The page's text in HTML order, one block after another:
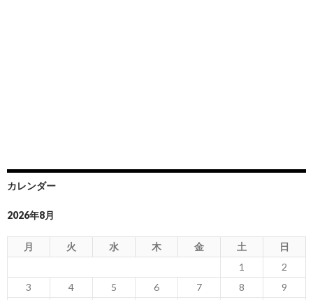
カレンダー
2026年8月
月 火 水 木 金 土
日
1
2
3
4 5 6 7 8
9